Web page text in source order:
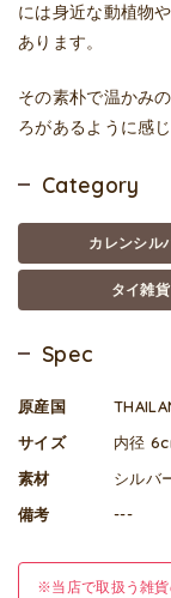
には身近な動植物
あります。
その素朴で温かみ
ろがあるように感じ
Category
カレンシル
タイ雑貨
Spec
原産国
サイズ
内径
素材
シルバ
備考
---
※当店で取扱う雑貨